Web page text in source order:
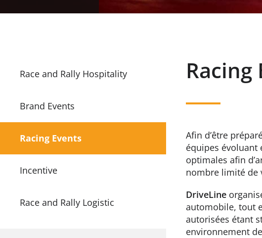
Race and Rally Hospitality
Brand Events
Racing Events
Incentive
Race and Rally Logistic
Racing
Afin d’être
équipes évoluant
optimales afin
nombre limité de
DriveLine
automobile, tout
autorisées étant
environnement